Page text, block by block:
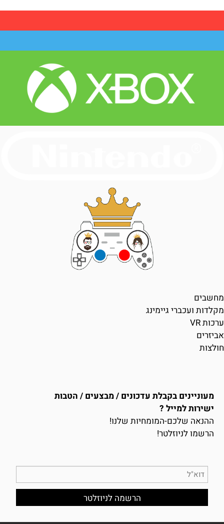
מחשבים
מקלדות ועכברי גיימינג
ערכות VR
אביזרים
חולצות
מעוניינים בקבלת עדכונים / מבצעים / הטבות
ישירות למייל ?
ההנאה שלכם-המומחיות שלנו!
הרשמו לניוזלטר!